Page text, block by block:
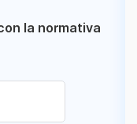
la normativa